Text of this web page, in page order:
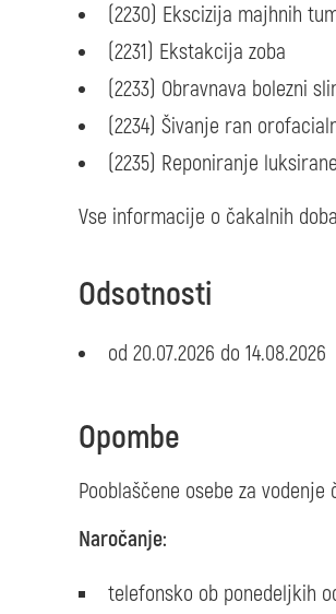
(2230) Ekscizija majhnih
(2231) Ekstakcija zoba
(2233) Obravnava bolezni
(2234) Šivanje ran
(2235) Reponiranje
Vse informacije o čakalnih
Odsotnosti
od 20.07.2026 do 14.08.2026
Opombe
Pooblaščene osebe za
Naročanje:
telefonsko ob ponedeljkih